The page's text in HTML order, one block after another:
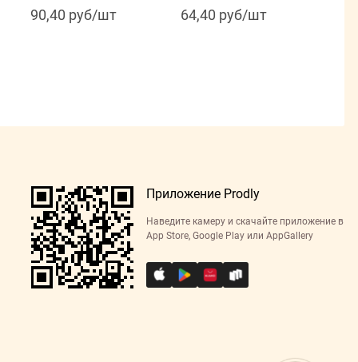
90,40 руб/шт 64,40 руб/шт
Приложение Prodly
Наведите камеру и скачайте приложение в
App Store, Google Play или AppGallery